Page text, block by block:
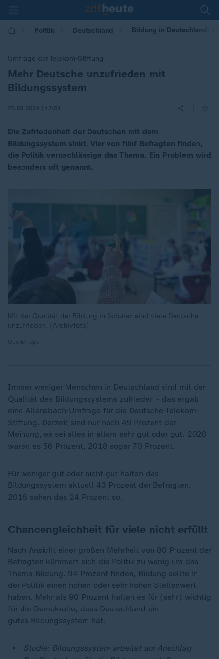
Politik Deutschland Bildung in Deutschland:
Umfrage der Telekom-Stiftung
:Mehr Deutsche unzufrieden mit
Bildungssystem
28.08.2024 | 12:01
Die Zufriedenheit der Deutschen mit dem
Bildungssystem sinkt. Vier von fünf Befragten finden,
die Politik vernachlässige das Thema. Ein Problem wird
besonders oft genannt.
Mit der Qualität der Bildung in Schulen sind viele Deutsche
unzufrieden. (Archivfoto)
Immer weniger Menschen in Deutschland sind mit der
Qualität des Bildungssystems zufrieden - das ergab
eine Allensbach-Umfrage für die Deutsche-Telekom-
Stiftung. Derzeit sind nur noch 49 Prozent der
Meinung, es sei alles in allem sehr gut oder gut. 2020
waren es 56 Prozent, 2018 sogar 70 Prozent.
Für weniger gut oder nicht gut halten das
Bildungssystem aktuell 43 Prozent der Befragten.
2018 sahen das 24 Prozent so.
Chancengleichheit für viele nicht erfüllt
Nach Ansicht einer großen Mehrheit von 80 Prozent der
Befragten kümmert sich die Politik zu wenig um das
Thema Bildung . 94 Prozent finden, Bildung sollte in
der Politik einen hohen oder sehr hohen Stellenwert
haben. Mehr als 90 Prozent halten es für (sehr) wichtig
für die Demokratie, dass Deutschland ein
gutes Bildungssystem hat.
Studie: Bildungssystem arbeitet am Anschlag